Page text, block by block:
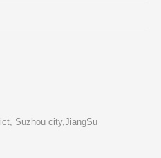
Suzhou city,JiangSu